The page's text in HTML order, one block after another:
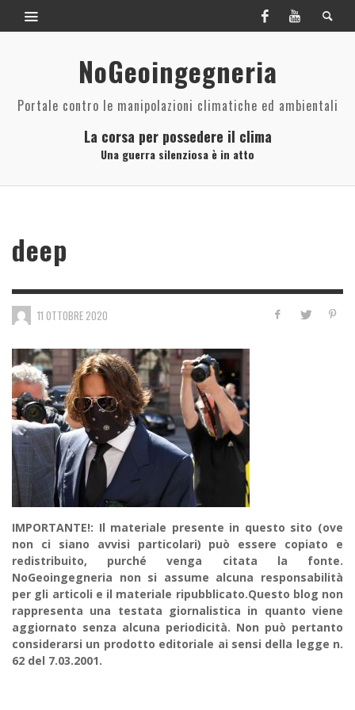
NoGeoingegneria
Portale contro le manipolazioni climatiche ed ambientali
La corsa per possedere il clima
Una guerra silenziosa è in atto
deep
11 OTTOBRE 2020
IMPORTANTE!: Il materiale presente in questo sito (ove
non ci siano avvisi particolari) può essere copiato e
redistribuito, purché venga citata la fonte.
NoGeoingegneria non si assume alcuna responsabilità
per gli articoli e il materiale ripubblicato.Questo blog non
rappresenta una testata giornalistica in quanto viene
aggiornato senza alcuna periodicità. Non può pertanto
considerarsi un prodotto editoriale ai sensi della legge n.
62 del 7.03.2001.